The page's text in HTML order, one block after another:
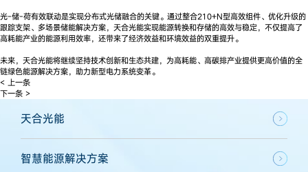
光-储-荷有效联动是实现分布式光储融合的关键。通过整合210+N型高效组件、优化升级的
跟踪支架、多场景储能解决方案，天合光能实现能源转换和存储的高效与稳定，不仅提高了
高耗能产业的能源利用效率，还带来了经济效益和环境效益的双重提升。
未来，天合光能将继续坚持技术创新和生态共建，为高耗能、高碳排产业提供更高价值的全
链绿色能源解决方案，助力新型电力系统变革。
< 上一条
下一条 >
天合光能
智慧能源解决方案